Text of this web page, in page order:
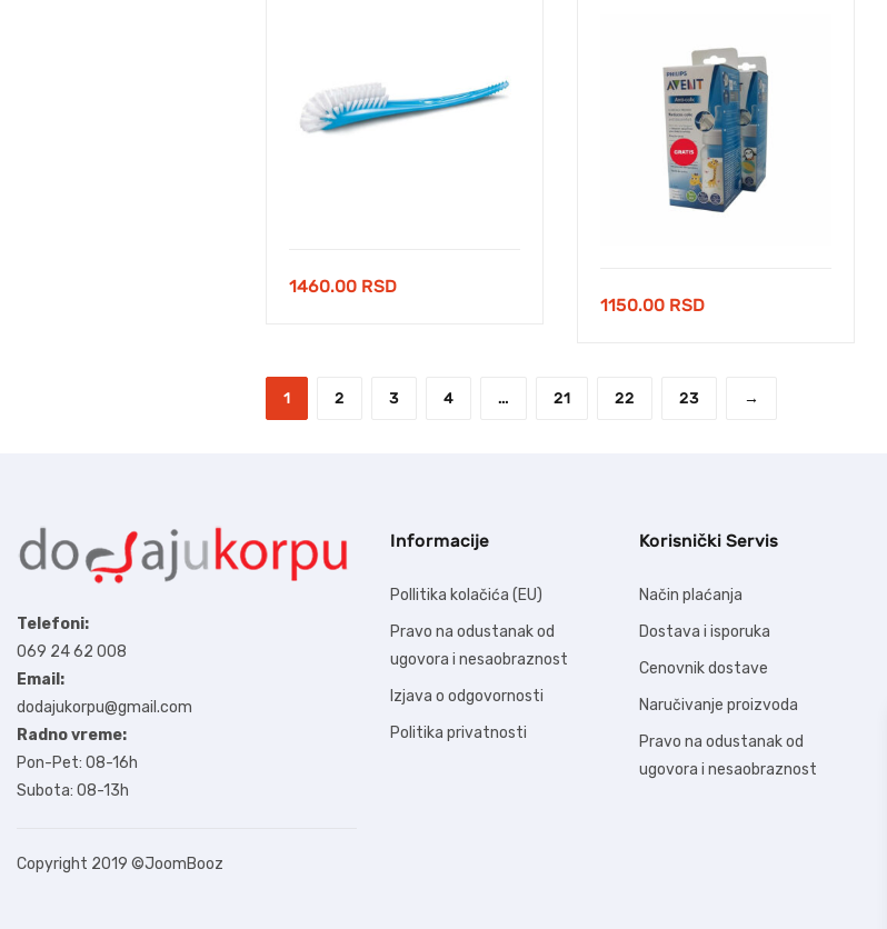
1460.00 RSD
1150.00 RSD
1 2 3 4 … 21 22 23 →
Telefoni:
069 24 62 008
Email:
dodajukorpu@gmail.com
Radno vreme:
Pon-Pet: 08-16h
Subota: 08-13h
Copyright 2019 ©JoomBooz
Informacije
Pollitika kolačića (EU)
Pravo na odustanak od
ugovora i nesaobraznost
Izjava o odgovornosti
Politika privatnosti
Korisnički Servis
Način plaćanja
Dostava i isporuka
Cenovnik dostave
Naručivanje proizvoda
Pravo na odustanak od
ugovora i nesaobraznost